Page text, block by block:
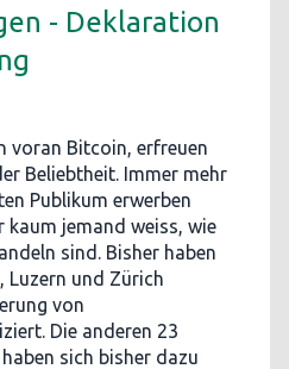
- Deklaration
voran Bitcoin, erfreuen
Beliebtheit. Immer mehr
Publikum erwerben
kaum jemand weiss, wie
sind. Bisher haben
Luzern und Zürich
von
Die anderen 23
sich bisher dazu